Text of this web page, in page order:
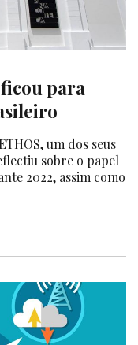
para
um dos seus
sobre o papel
2022, assim como